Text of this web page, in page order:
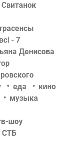
Свитанок
- 7
Денисова
еда
кино
музыка
шоу
СТБ